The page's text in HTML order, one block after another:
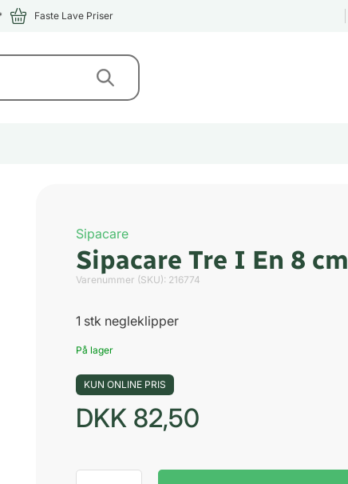
Faste Lave Priser
Sipacare
Sipacare Tre I En 8 cm
Varenummer (SKU): 216774
1 stk negleklipper
På lager
KUN ONLINE PRIS
DKK 82,50